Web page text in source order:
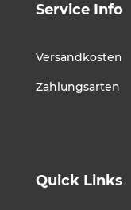
Service Info
Versandkosten
Zahlungsarten
Quick Links